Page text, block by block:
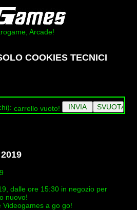
Arcade!
COOKIES TECNICI
carrello vuoto!
dalle ore 15:30 in negozio per
nuovo!
Videogames a go go!